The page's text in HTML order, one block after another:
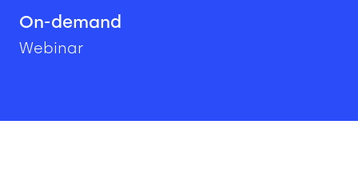
On-demand
Webinar